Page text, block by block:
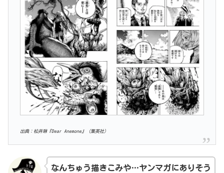
出典：松井琳『Dear Anemone』（集英社）
なんちゅう描きこみや…ヤンマガにありそう